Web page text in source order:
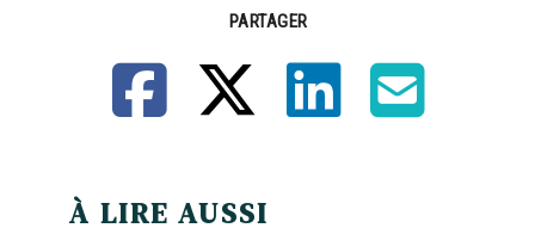
PARTAGER
Facebook LinkedIn
À LIRE AUSSI